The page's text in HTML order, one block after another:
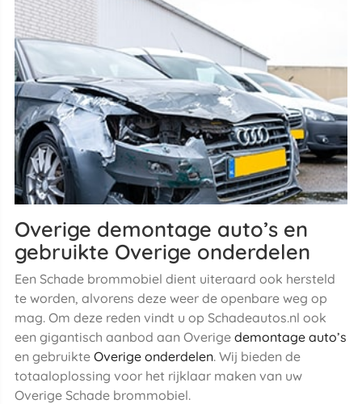
Overige demontage auto’s en
gebruikte Overige onderdelen
Een Schade brommobiel dient uiteraard ook hersteld
te worden, alvorens deze weer de openbare weg op
mag. Om deze reden vindt u op Schadeautos.nl ook
een gigantisch aanbod aan Overige demontage auto’s
en gebruikte Overige onderdelen. Wij bieden de
totaaloplossing voor het rijklaar maken van uw
Overige Schade brommobiel.